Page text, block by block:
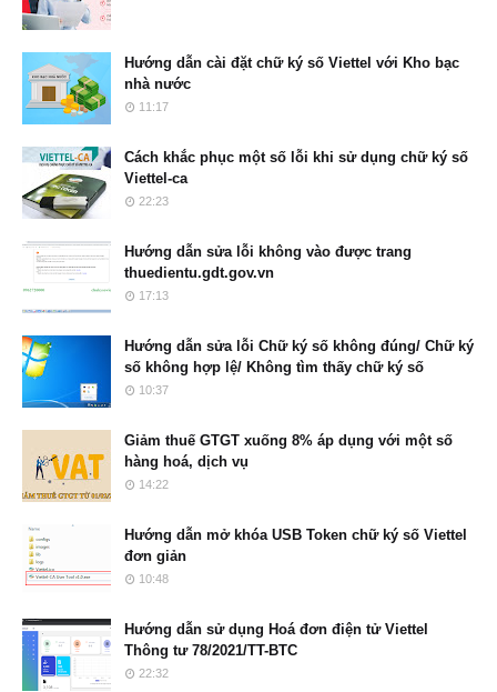
Hướng dẫn cài đặt chữ ký số Viettel với Kho bạc
nhà nước
11:17
Cách khắc phục một số lỗi khi sử dụng chữ ký số
Viettel-ca
22:23
Hướng dẫn sửa lỗi không vào được trang
thuedientu.gdt.gov.vn
17:13
Hướng dẫn sửa lỗi Chữ ký số không đúng/ Chữ ký
số không hợp lệ/ Không tìm thấy chữ ký số
10:37
Giảm thuế GTGT xuống 8% áp dụng với một số
hàng hoá, dịch vụ
14:22
Hướng dẫn mở khóa USB Token chữ ký số Viettel
đơn giản
10:48
Hướng dẫn sử dụng Hoá đơn điện tử Viettel
Thông tư 78/2021/TT-BTC
22:32